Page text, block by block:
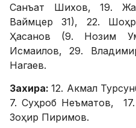
Санъат Шихов, 19.
Ваймцер 31), 22.
Ҳасанов (9. Нозим
Исмаилов, 29.
Нагаев.
Захира:12. Акмал
7. Суҳроб Неъматов,
Зоҳир Пиримов.